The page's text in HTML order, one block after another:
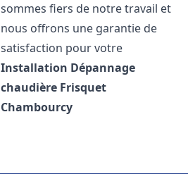
sommes fiers de notre travail et
nous offrons une garantie de
satisfaction pour votre
Installation Dépannage
chaudière Frisquet
Chambourcy